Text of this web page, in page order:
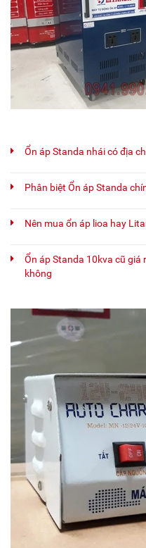
Ổn áp Standa nhái có địa
Phân biệt Ổn áp Standa
Nên mua ổn áp lioa hay
Ổn áp Standa 10kva cũ giá
không